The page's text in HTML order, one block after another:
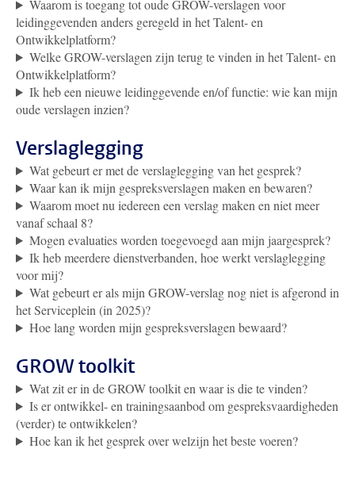
Waarom is toegang tot oude GROW-verslagen voor
leidinggevenden anders geregeld in het Talent- en
Ontwikkelplatform?
Welke GROW-verslagen zijn terug te vinden in het Talent- en
Ontwikkelplatform?
Ik heb een nieuwe leidinggevende en/of functie: wie kan mijn
oude verslagen inzien?
Verslaglegging
Wat gebeurt er met de verslaglegging van het gesprek?
Waar kan ik mijn gespreksverslagen maken en bewaren?
Waarom moet nu iedereen een verslag maken en niet meer
vanaf schaal 8?
Mogen evaluaties worden toegevoegd aan mijn jaargesprek?
Ik heb meerdere dienstverbanden, hoe werkt verslaglegging
voor mij?
Wat gebeurt er als mijn GROW-verslag nog niet is afgerond in
het Serviceplein (in 2025)?
Hoe lang worden mijn gespreksverslagen bewaard?
GROW toolkit
Wat zit er in de GROW toolkit en waar is die te vinden?
Is er ontwikkel- en trainingsaanbod om gespreksvaardigheden
(verder) te ontwikkelen?
Hoe kan ik het gesprek over welzijn het beste voeren?